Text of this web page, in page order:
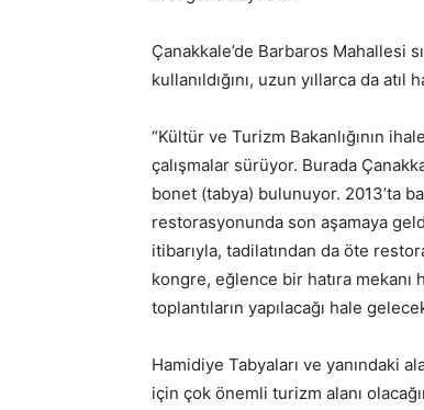
Çanakkale’de Barbaros Mahallesi
kullanıldığını, uzun yıllarca da
“Kültür ve Turizm Bakanlığının
çalışmalar sürüyor. Burada
bonet (tabya) bulunuyor. 2013’ta
restorasyonunda son aşamaya
itibarıyla, tadilatından da öte
kongre, eğlence bir hatıra
toplantıların yapılacağı hale
Hamidiye Tabyaları ve yanındaki
için çok önemli turizm alanı